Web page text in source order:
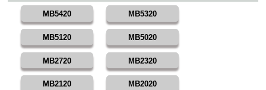
MB5420 MB5320
MB5120 MB5020
MB2720 MB2320
MB2120 MB2020